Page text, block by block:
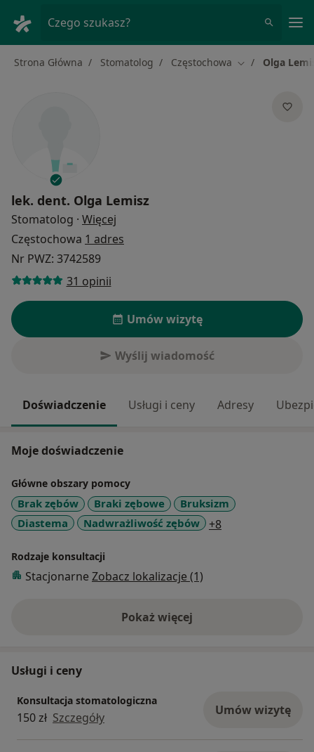
Czego szukasz?
Strona Główna Stomatolog Częstochowa Zmień miasto
Olga
lek. dent. Olga Lemisz
Stomatolog · Więcej
Częstochowa 1 adres
Nr PWZ: 3742589
31 opinii
Umów wizytę
Wyślij wiadomość
Doświadczenie Usługi i ceny Adresy
Moje doświadczenie
Główne obszary pomocy
Brak zębów Braki zębowe
Bruksizm
Diastema
Nadwrażliwość zębów +8
Rodzaje konsultacji
Stacjonarne Zobacz lokalizacje (1)
Pokaż więcejo doświadczeniu
Usługi i ceny
Konsultacja stomatologiczna
150 zł Szczegóły Umów wizytę